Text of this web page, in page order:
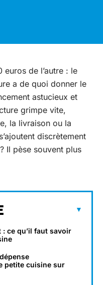
euros de l’autre : le
a de quoi donner le
astucieux et
grimpe vite,
la livraison ou la
discrètement
Il pèse souvent plus
ce qu’il faut savoir
petite cuisine sur